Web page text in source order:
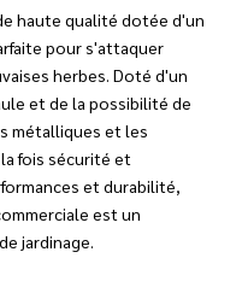
haute qualité dotée d'un
pour s'attaquer
herbes. Doté d'un
et de la possibilité de
métalliques et les
fois sécurité et
et durabilité,
est un
jardinage.